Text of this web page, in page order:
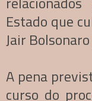
Estado que
Jair
A pena
curso do